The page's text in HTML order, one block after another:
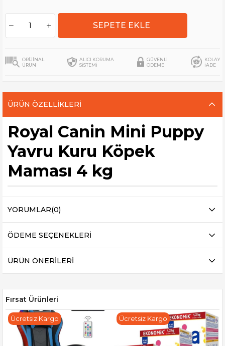
ORİJİNAL
ÜRÜN
ALICI KORUMA
SİSTEMİ
GÜVENLİ
ÖDEME
KOLAY
İADE
ÜRÜN ÖZELLIKLERI
Royal Canin Mini Puppy
Yavru Kuru Köpek
Maması 4 kg
YORUMLAR(0)
ÖDEME SEÇENEKLERI
ÜRÜN ÖNERILERI
Fırsat Ürünleri
Ücretsiz Kargo Ücretsiz Kargo